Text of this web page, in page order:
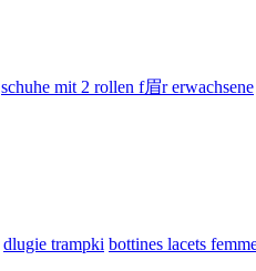
schuhe mit 2 rollen f眉r erwachsene
dlugie trampki bottines lacets